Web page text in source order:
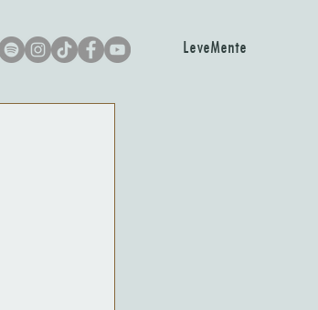
LeveMente